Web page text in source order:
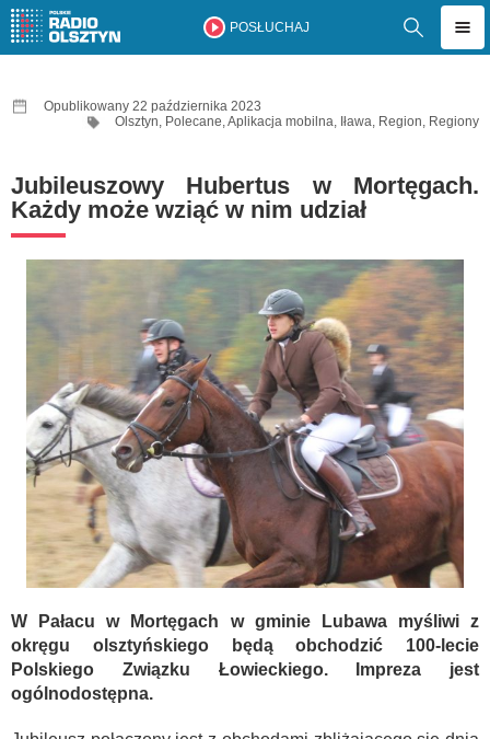
POSŁUCHAJ
Opublikowany 22 października 2023
Olsztyn, Polecane,Aplikacja mobilna, Iława, Region, Regiony
Jubileuszowy Hubertus w Mortęgach.
Każdy może wziąć w nim udział
W Pałacu w Mortęgach w gminie Lubawa myśliwi z
okręgu olsztyńskiego będą obchodzić 100-lecie
Polskiego Związku Łowieckiego. Impreza jest
ogólnodostępna.